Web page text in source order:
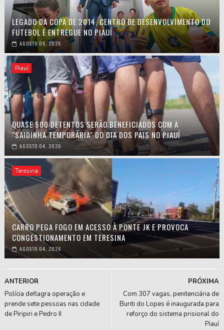
LEGADO DA COPA DE 2014, CENTRO DE DESENVOLVIMENTO DO
FUTEBOL É ENTREGUE NO PIAUÍ
AGOSTO 06, 2026
Piauí
QUASE 500 DETENTOS SERÃO BENEFICIADOS COM A
"SAIDINHA TEMPORÁRIA" DO DIA DOS PAIS NO PIAUÍ
AGOSTO 04, 2026
Teresina
CARRO PEGA FOGO EM ACESSO À PONTE JK E PROVOCA
CONGESTIONAMENTO EM TERESINA
AGOSTO 04, 2026
PRÓXIMA
Com 307 vagas, penitenciária de
Buriti do Lopes é inaugurada para
reforço do sistema prisional do
Piauí
ANTERIOR
Polícia deflagra operação e
prende sete pessoas nas cidade
de Piripiri e Pedro II